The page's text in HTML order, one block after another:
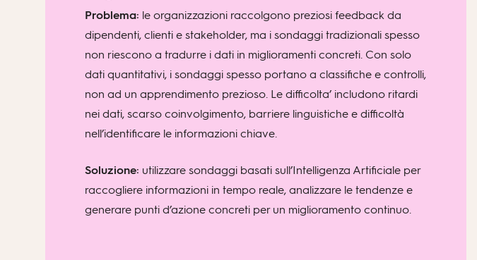
Problema: le organizzazioni raccolgono preziosi feedback da
dipendenti, clienti e stakeholder, ma i sondaggi tradizionali spesso
non riescono a tradurre i dati in miglioramenti concreti. Con solo
dati quantitativi, i sondaggi spesso portano a classifiche e controlli,
non ad un apprendimento prezioso. Le difficolta’ includono ritardi
nei dati, scarso coinvolgimento, barriere linguistiche e difficoltà
nell’identificare le informazioni chiave.
Soluzione: utilizzare sondaggi basati sull’Intelligenza Artificiale per
raccogliere informazioni in tempo reale, analizzare le tendenze e
generare punti d’azione concreti per un miglioramento continuo.